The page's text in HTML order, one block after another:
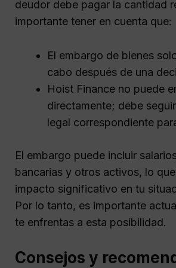
deudor debe pagar la cantidad
importante tener en cuenta que:
El embargo de bienes
cabo después de una
Hoist Finance no puede
directamente; debe
legal correspondiente
El embargo puede incluir
bancarias y otros activos, lo
impacto significativo en tu
Por lo tanto, es importante
te enfrentas a esta posibilidad.
Consejos y